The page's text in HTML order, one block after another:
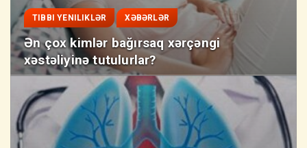
TIBBI YENILIKLƏR XƏBƏRLƏR
Ən çox kimlər bağırsaq xərçəngi
xəstəliyinə tutulurlar?